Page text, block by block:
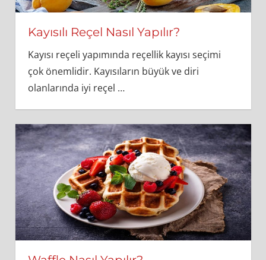
Kayısılı Reçel Nasıl Yapılır?
Kayısı reçeli yapımında reçellik kayısı seçimi
çok önemlidir. Kayısıların büyük ve diri
olanlarında iyi reçel …